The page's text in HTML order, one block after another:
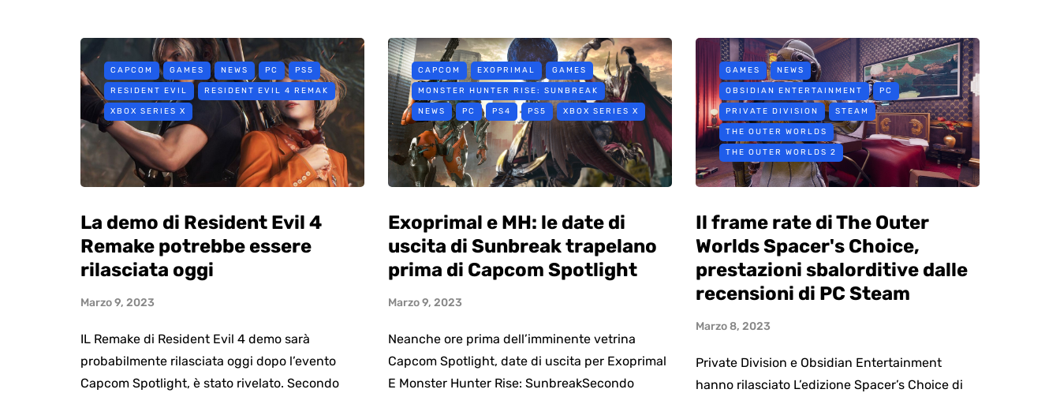
CAPCOM GAMES NEWS PC PS5
RESIDENT EVIL RESIDENT EVIL 4 REMAK
XBOX SERIES X
La demo di Resident Evil 4
Remake potrebbe essere
rilasciata oggi
Marzo 9, 2023
IL Remake di Resident Evil 4 demo sarà
probabilmente rilasciata oggi dopo l’evento
Capcom Spotlight, è stato rivelato. Secondo
CAPCOM EXOPRIMAL GAMES
MONSTER HUNTER RISE: SUNBREAK
NEWS PC PS4 PS5 XBOX SERIES X
Exoprimal e MH: le date di
uscita di Sunbreak trapelano
prima di Capcom Spotlight
Marzo 9, 2023
Neanche ore prima dell’imminente vetrina
Capcom Spotlight, date di uscita per Exoprimal
E Monster Hunter Rise: SunbreakSecondo
GAMES NEWS
OBSIDIAN ENTERTAINMENT PC
PRIVATE DIVISION STEAM
THE OUTER WORLDS
THE OUTER WORLDS 2
Il frame rate di The Outer
Worlds Spacer's Choice,
prestazioni sbalorditive dalle
recensioni di PC Steam
Marzo 8, 2023
Private Division e Obsidian Entertainment
hanno rilasciato L’edizione Spacer’s Choice di